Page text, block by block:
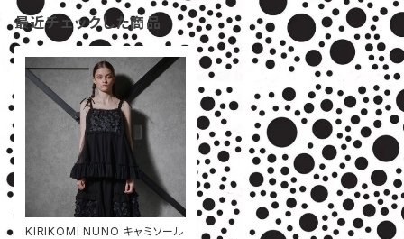
最近チェックした商品
KIRIKOMI NUNO キャミソール